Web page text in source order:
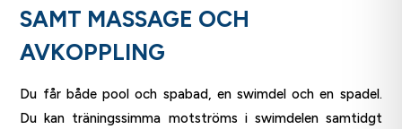
SAMT MASSAGE OCH
AVKOPPLING
Du får både pool och spabad, en swimdel och en spadel.
Du kan träningssimma motströms i swimdelen samtidgt